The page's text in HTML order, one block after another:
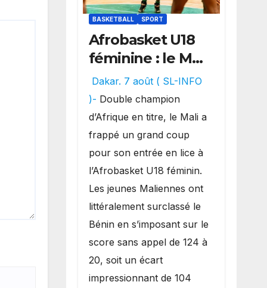
BASKETBALL SPORT
Afrobasket U18
féminine : le Mali
réalise un
véritable festival
offensif et
inflige une
lourde défaite
au Bénin.
Dakar. 7 août ( SL-INFO
)- Double champion
d’Afrique en titre, le Mali a
frappé un grand coup
pour son entrée en lice à
l’Afrobasket U18 féminin.
Les jeunes Maliennes ont
littéralement surclassé le
Bénin en s’imposant sur le
score sans appel de 124 à
20, soit un écart
impressionnant de 104